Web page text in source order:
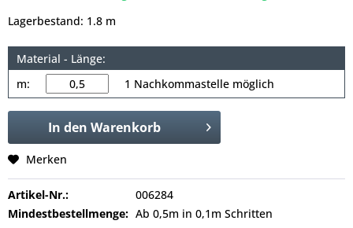
Lagerbestand: 1.8 m
Material - Länge:
m:
1 Nachkommastelle möglich
In den Warenkorb
Merken
Artikel-Nr.:
006284
Mindestbestellmenge: Ab 0,5m in 0,1m Schritten